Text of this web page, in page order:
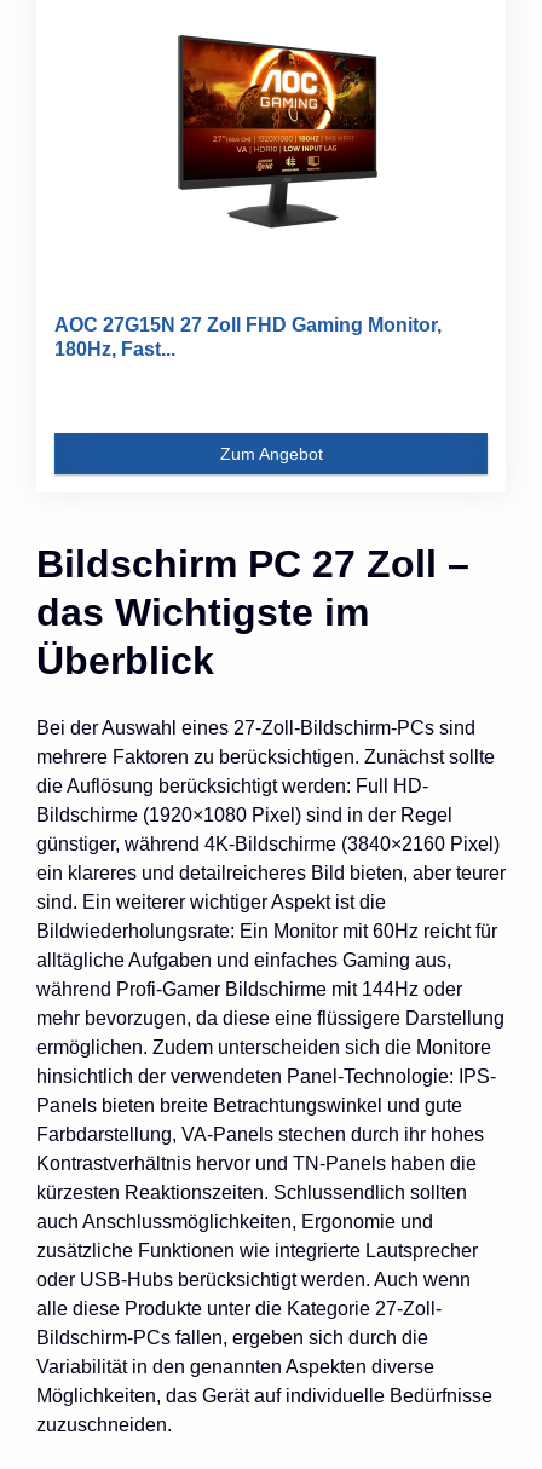
AOC 27G15N 27 Zoll FHD Gaming Monitor,
180Hz, Fast...
Zum Angebot
Bildschirm PC 27 Zoll –
das Wichtigste im
Überblick
Bei der Auswahl eines 27-Zoll-Bildschirm-PCs sind
mehrere Faktoren zu berücksichtigen. Zunächst sollte
die Auflösung berücksichtigt werden: Full HD-
Bildschirme (1920×1080 Pixel) sind in der Regel
günstiger, während 4K-Bildschirme (3840×2160 Pixel)
ein klareres und detailreicheres Bild bieten, aber teurer
sind. Ein weiterer wichtiger Aspekt ist die
Bildwiederholungsrate: Ein Monitor mit 60Hz reicht für
alltägliche Aufgaben und einfaches Gaming aus,
während Profi-Gamer Bildschirme mit 144Hz oder
mehr bevorzugen, da diese eine flüssigere Darstellung
ermöglichen. Zudem unterscheiden sich die Monitore
hinsichtlich der verwendeten Panel-Technologie: IPS-
Panels bieten breite Betrachtungswinkel und gute
Farbdarstellung, VA-Panels stechen durch ihr hohes
Kontrastverhältnis hervor und TN-Panels haben die
kürzesten Reaktionszeiten. Schlussendlich sollten
auch Anschlussmöglichkeiten, Ergonomie und
zusätzliche Funktionen wie integrierte Lautsprecher
oder USB-Hubs berücksichtigt werden. Auch wenn
alle diese Produkte unter die Kategorie 27-Zoll-
Bildschirm-PCs fallen, ergeben sich durch die
Variabilität in den genannten Aspekten diverse
Möglichkeiten, das Gerät auf individuelle Bedürfnisse
zuzuschneiden.